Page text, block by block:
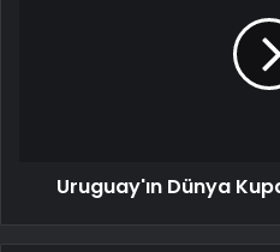
Uruguay'ın Dünya